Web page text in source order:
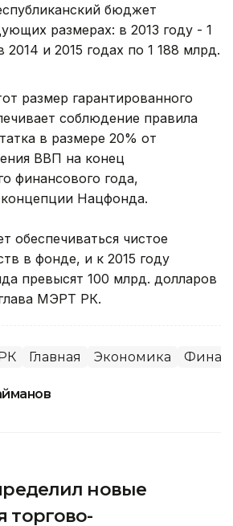
бюджет
размерах: в 2013 году - 1
2014 и 2015 годах по 1 188 млрд.
размер гарантированного
соблюдение правила
в размере 20% от
ВВП на конец
финансового года,
Нацфонда.
обеспечиваться чистое
в фонде, и к 2015 году
превысят 100 млрд. долларов
МЭРТ РК.
Главная Экономика
новые
торгово-